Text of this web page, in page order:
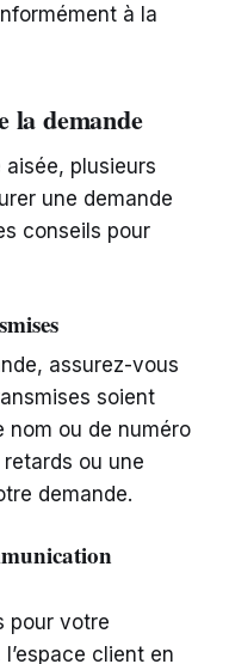
à la
la demande
plusieurs
une demande
conseils pour
assurez-vous
soient
nom ou de numéro
ou une
demande.
pour votre
client en